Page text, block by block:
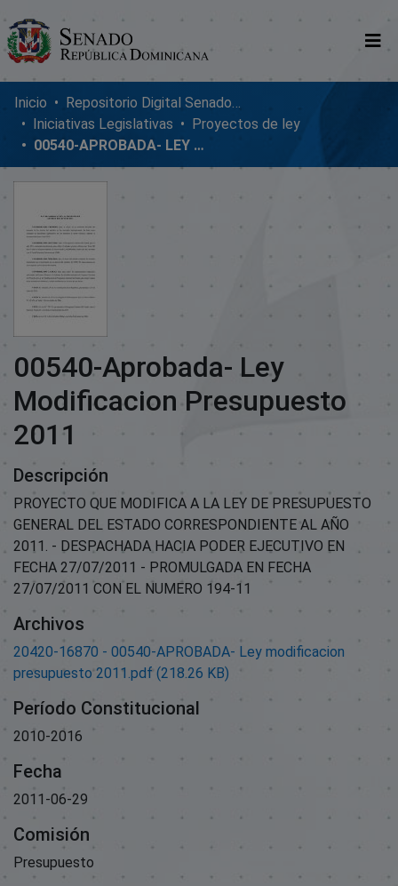
Comunidades
Glosario
Nosotros
Inicio
Repositorio Digital SenadoRD
Iniciativas Legislativas
Proyectos de ley
00540-APROBADA- LEY MODIFICACION PRESUPUESTO 2011
00540-Aprobada- Ley
Modificacion Presupuesto
2011
Descripción
PROYECTO QUE MODIFICA A LA LEY DE PRESUPUESTO
GENERAL DEL ESTADO CORRESPONDIENTE AL AÑO
2011. - DESPACHADA HACIA PODER EJECUTIVO EN
FECHA 27/07/2011 - PROMULGADA EN FECHA
27/07/2011 CON EL NUMERO 194-11
Archivos
20420-16870 - 00540-APROBADA- Ley modificacion
presupuesto 2011.pdf (218.26 KB)
Período Constitucional
2010-2016
Fecha
2011-06-29
Comisión
Presupuesto